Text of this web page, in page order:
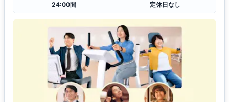
24:00間
定休日なし